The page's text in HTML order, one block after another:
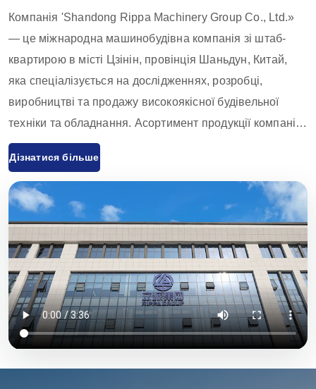
Компанія 'Shandong Rippa Machinery Group Co., Ltd.»
— це міжнародна машинобудівна компанія зі штаб-
квартирою в місті Цзінін, провінція Шаньдун, Китай,
яка спеціалізується на дослідженнях, розробці,
виробництві та продажу високоякісної будівельної
техніки та обладнання. Асортимент продукції компанії
включає екскаватори, навантажувачі, навантажувачі-
вилкові, міні-навантажувачі та відповідні аксесуари,
які широко використовуються в сільському
господарстві, будівництві, гірничодобувній
промисловості та інших галузях. Завдяки інноваційним
науково-дослідним розробкам та суворому контролю
якості обладнання, що постачається компанією «Rippa
Machinery», користується високою репутацією у всьому
світі. Ми переважно експортуємо продукцію на
європейський та американський ринки й надаємо річну
Дізнатися більше